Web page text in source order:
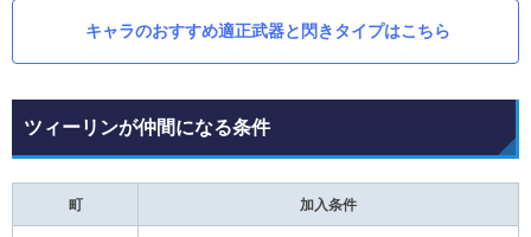
キャラのおすすめ適正武器と閃きタイプはこちら
ツィーリンが仲間になる条件
町 加入条件